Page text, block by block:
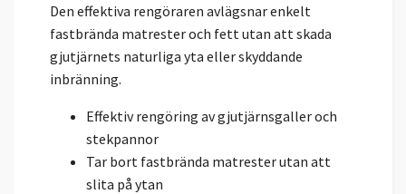
Den effektiva rengöraren avlägsnar enkelt
fastbrända matrester och fett utan att skada
gjutjärnets naturliga yta eller skyddande
inbränning.
Effektiv rengöring av gjutjärnsgaller och
stekpannor
Tar bort fastbrända matrester utan att
slita på ytan